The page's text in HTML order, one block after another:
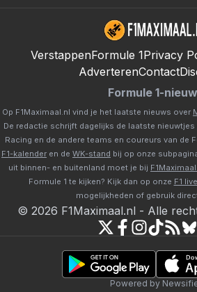
VerstappenFormule 1Privacy
AdverterenContact
Formule 1-
Op F1Maximaal.nl vind je het laatste nieuws over
De redactie schrijft dagelijks de laatste nieuwtjes
Racing en de andere teams en coureurs van de
F1-kalender en de WK-stand bij op onze
uit binnen- en buitenland moet je bij
Formule 1 te kijken? Kijk dan op onze F1
mogelijkheden of gebruik
© 2026 F1Maximaal.nl - Alle
Powered by